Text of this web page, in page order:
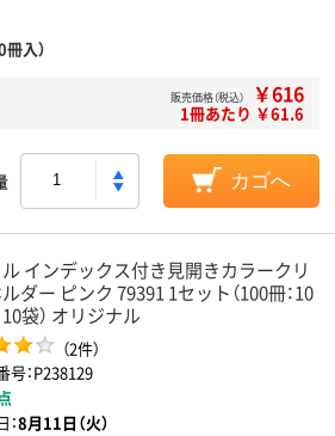
冊入）
販売価格（税込） ￥616
1冊あたり ￥61.6
カゴへ
インデックス付き見開きカラークリ
ダー ピンク 79391 1セット（100冊：10
袋） オリジナル
（2件）
号：P238129
8月11日（火）